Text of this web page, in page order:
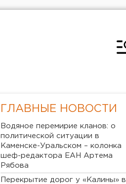
ГЛАВНЫЕ НОВОСТИ
Водяное перемирие кланов: о
политической ситуации в
Каменске-Уральском – колонка
шеф-редактора ЕАН Артема
Рябова
Перекрытие дорог у «Калины» в